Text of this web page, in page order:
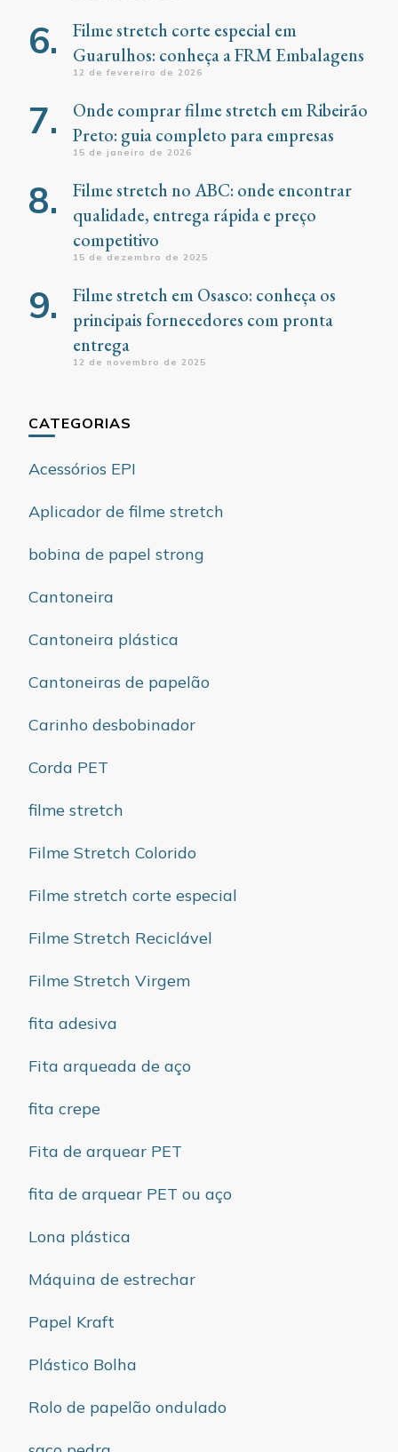
Filme stretch corte especial em
Guarulhos: conheça a FRM Embalagens
12 de fevereiro de 2026
Onde comprar filme stretch em Ribeirão
Preto: guia completo para empresas
15 de janeiro de 2026
Filme stretch no ABC: onde encontrar
qualidade, entrega rápida e preço
competitivo
15 de dezembro de 2025
Filme stretch em Osasco: conheça os
principais fornecedores com pronta
entrega
12 de novembro de 2025
CATEGORIAS
Acessórios EPI
Aplicador de filme stretch
bobina de papel strong
Cantoneira
Cantoneira plástica
Cantoneiras de papelão
Carinho desbobinador
Corda PET
filme stretch
Filme Stretch Colorido
Filme stretch corte especial
Filme Stretch Reciclável
Filme Stretch Virgem
fita adesiva
Fita arqueada de aço
fita crepe
Fita de arquear PET
fita de arquear PET ou aço
Lona plástica
Máquina de estrechar
Papel Kraft
Plástico Bolha
Rolo de papelão ondulado